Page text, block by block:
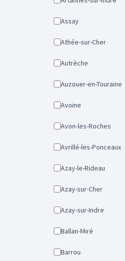
Assay
Athée-sur-Cher
Autrèche
Auzouer-en-Touraine
Avoine
Avon-les-Roches
Avrillé-les-Ponceaux
Azay-le-Rideau
Azay-sur-Cher
Azay-sur-Indre
Ballan-Miré
Barrou